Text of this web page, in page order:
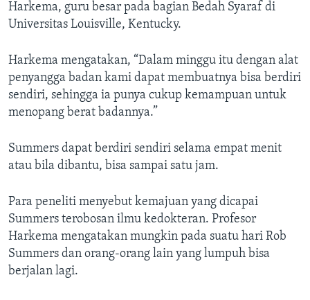
Harkema, guru besar pada bagian Bedah Syaraf di
Universitas Louisville, Kentucky.
Harkema mengatakan, “Dalam minggu itu dengan alat
penyangga badan kami dapat membuatnya bisa berdiri
sendiri, sehingga ia punya cukup kemampuan untuk
menopang berat badannya.”
Summers dapat berdiri sendiri selama empat menit
atau bila dibantu, bisa sampai satu jam.
Para peneliti menyebut kemajuan yang dicapai
Summers terobosan ilmu kedokteran. Profesor
Harkema mengatakan mungkin pada suatu hari Rob
Summers dan orang-orang lain yang lumpuh bisa
berjalan lagi.